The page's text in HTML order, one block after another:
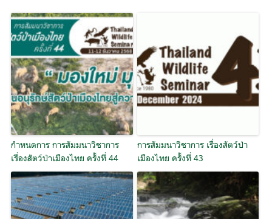
กำหนดการ การสัมมนาวิชาการ
เรื่องสัตว์ป่าเมืองไทย ครั้งที่ 44
การสัมมนาวิชาการ เรื่องสัตว์ป่า
เมืองไทย ครั้งที่ 43